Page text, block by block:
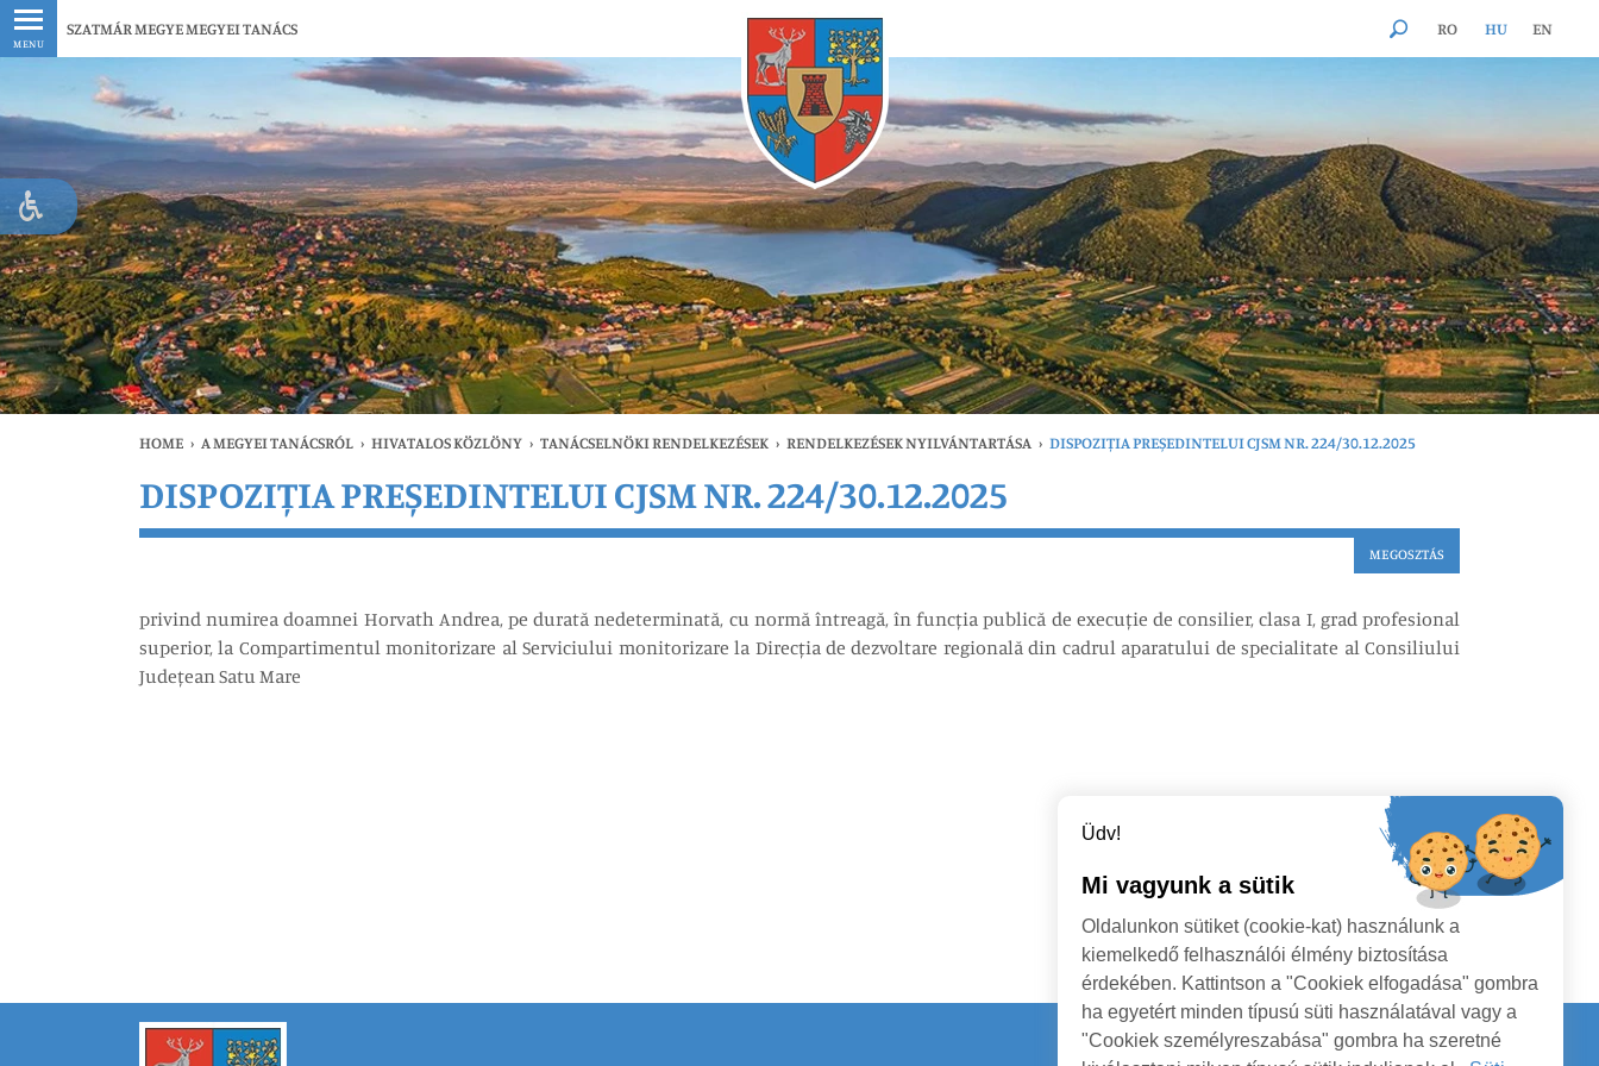
MENU
SZATMÁR MEGYE MEGYEI TANÁCS RO HU EN
HOME › A MEGYEI TANÁCSRÓL › HIVATALOS KÖZLÖNY › TANÁCSELNÖKI RENDELKEZÉSEK › RENDELKEZÉSEK NYILVÁNTARTÁSA › DISPOZIȚIA PREȘEDINTELUI CJSM NR. 224/30.12.2025
DISPOZIȚIA PREȘEDINTELUI CJSM NR. 224/30.12.2025
MEGOSZTÁS
privind numirea doamnei Horvath Andrea, pe durată nedeterminată, cu normă întreagă, în funcția publică de execuție de consilier, clasa I, grad profesional
superior, la Compartimentul monitorizare al Serviciului monitorizare la Direcția de dezvoltare regională din cadrul aparatului de specialitate al Consiliului
Județean Satu Mare
Üdv!
Mi vagyunk a sütik
Oldalunkon sütiket (cookie-kat) használunk a
kiemelkedő felhasználói élmény biztosítása
érdekében. Kattintson a "Cookiek elfogadása" gombra
ha egyetért minden típusú süti használatával vagy a
"Cookiek személyreszabása" gombra ha szeretné